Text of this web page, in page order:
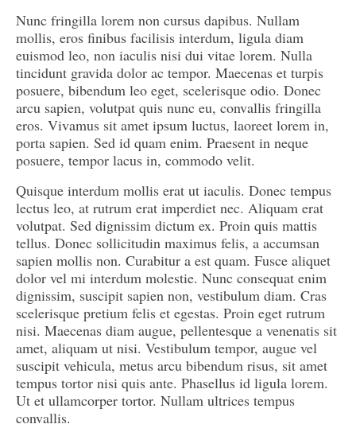
Nunc fringilla lorem non cursus dapibus. Nullam
mollis, eros finibus facilisis interdum, ligula diam
euismod leo, non iaculis nisi dui vitae lorem. Nulla
tincidunt gravida dolor ac tempor. Maecenas et turpis
posuere, bibendum leo eget, scelerisque odio. Donec
arcu sapien, volutpat quis nunc eu, convallis fringilla
eros. Vivamus sit amet ipsum luctus, laoreet lorem in,
porta sapien. Sed id quam enim. Praesent in neque
posuere, tempor lacus in, commodo velit.
Quisque interdum mollis erat ut iaculis. Donec tempus
lectus leo, at rutrum erat imperdiet nec. Aliquam erat
volutpat. Sed dignissim dictum ex. Proin quis mattis
tellus. Donec sollicitudin maximus felis, a accumsan
sapien mollis non. Curabitur a est quam. Fusce aliquet
dolor vel mi interdum molestie. Nunc consequat enim
dignissim, suscipit sapien non, vestibulum diam. Cras
scelerisque pretium felis et egestas. Proin eget rutrum
nisi. Maecenas diam augue, pellentesque a venenatis sit
amet, aliquam ut nisi. Vestibulum tempor, augue vel
suscipit vehicula, metus arcu bibendum risus, sit amet
tempus tortor nisi quis ante. Phasellus id ligula lorem.
Ut et ullamcorper tortor. Nullam ultrices tempus
convallis.